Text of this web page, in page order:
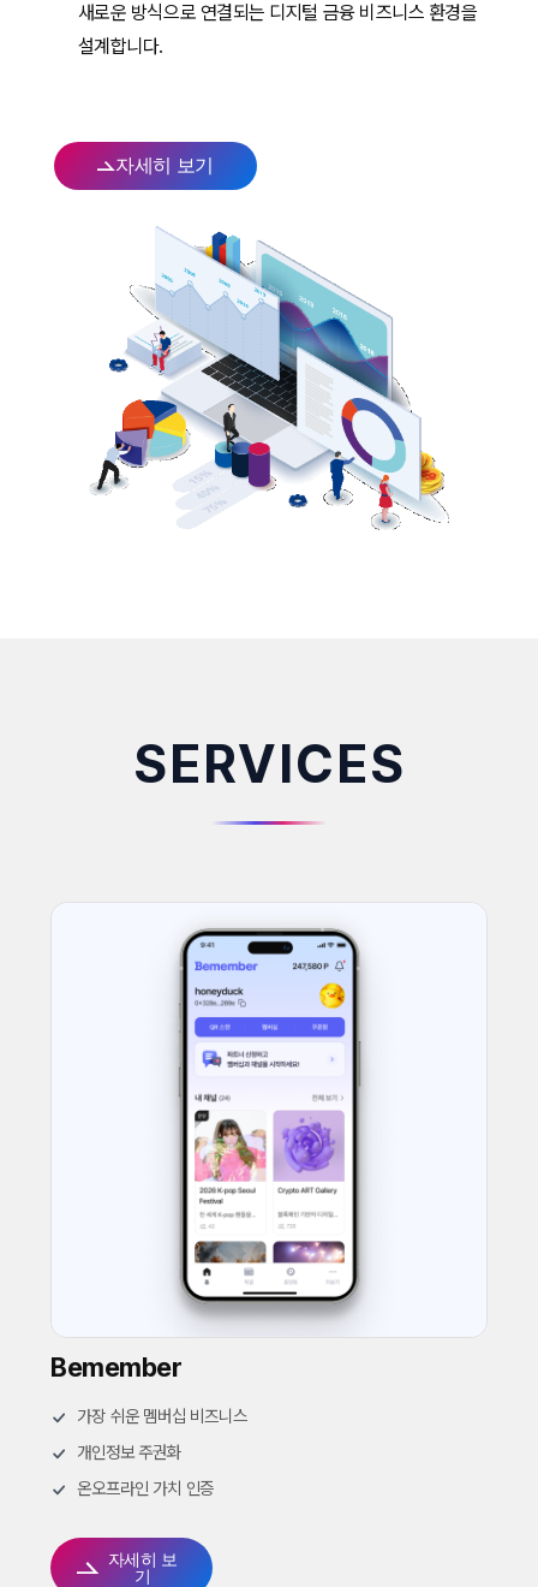
새로운 방식으로 연결되는 디지털 금융 비즈니스 환경을
설계합니다.
자세히 보기
SERVICES
Bemember
가장 쉬운 멤버십 비즈니스
개인정보 주권화
온오프라인 가치 인증
자세히 보
기